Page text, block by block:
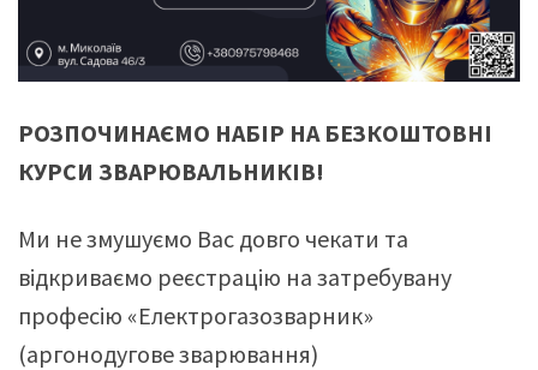
РОЗПОЧИНАЄМО НАБІР НА БЕЗКОШТОВНІ
КУРСИ ЗВАРЮВАЛЬНИКІВ!
Ми не змушуємо Вас довго чекати та
відкриваємо реєстрацію на затребувану
професію «Електрогазозварник»
(аргонодугове зварювання)